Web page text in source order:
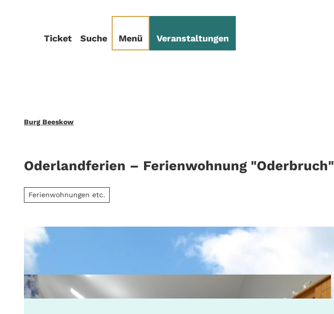
Ticket Suche Menü Veranstaltungen
Burg Beeskow
Oderlandferien – Ferienwohnung "Oderbruch"
Ferienwohnungen etc.